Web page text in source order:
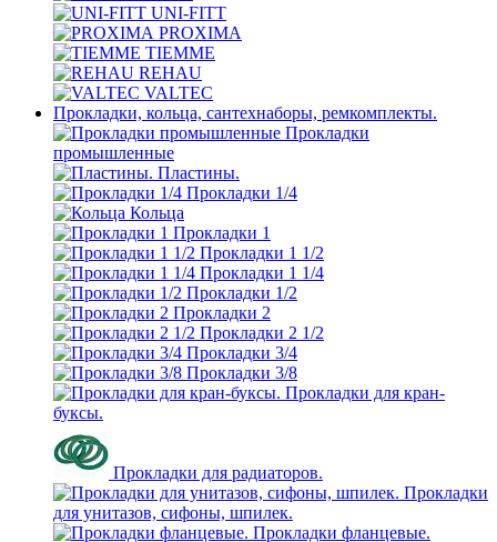
UNI-FITT
PROXIMA
TIEMME
REHAU
VALTEC
Прокладки, кольца, сантехнаборы, ремкомплекты.
Прокладки
промышленные
Пластины.
Прокладки 1/4
Кольца
Прокладки 1
Прокладки 1 1/2
Прокладки 1 1/4
Прокладки 1/2
Прокладки 2
Прокладки 2 1/2
Прокладки 3/4
Прокладки 3/8
Прокладки для кран-
буксы.
Прокладки для радиаторов.
Прокладки
для унитазов, сифоны, шпилек.
Прокладки фланцевые.